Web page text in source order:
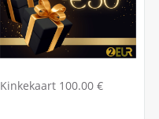
Kinkekaart 100.00 €